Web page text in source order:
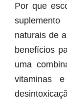
Por que
naturais de
benefícios
uma
vitaminas